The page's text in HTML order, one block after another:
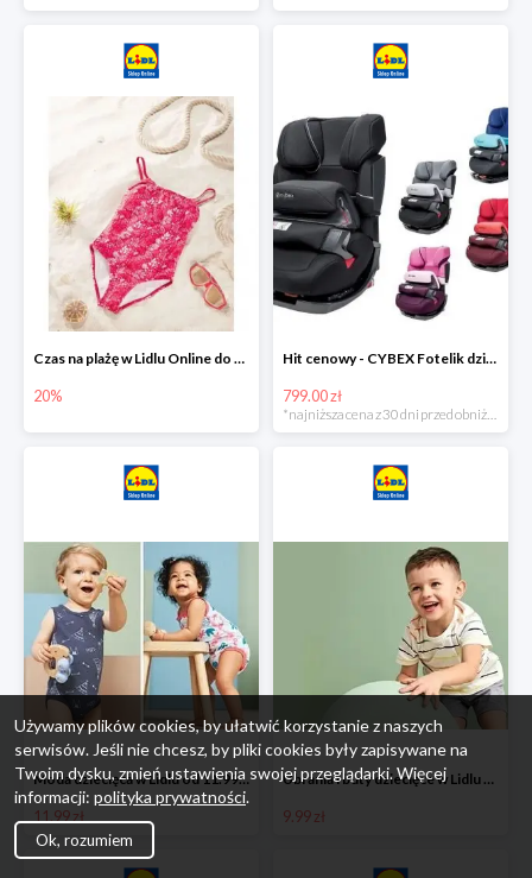
Czas na plażę w Lidlu Online do -20%
20%
Hit cenowy - CYBEX Fotelik dziecięcy samochodowy Pallasfix grupa I-III, 9-36 kg
799.00 zł
Moda dziecięca w Lidlu od 11.99 zł
11.99 zł
Ubrania i buty dziecięce w Lidlu Online od 9,99 zł
9.99 zł
Używamy plików cookies, by ułatwić korzystanie z naszych
serwisów. Jeśli nie chcesz, by pliki cookies były zapisywane na
Twoim dysku, zmień ustawienia swojej przeglądarki. Więcej
informacji: polityka prywatności.
Ok, rozumiem